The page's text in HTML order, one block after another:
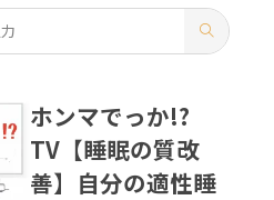
ホンマでっか!?
TV【睡眠の質改
善】自分の適性睡